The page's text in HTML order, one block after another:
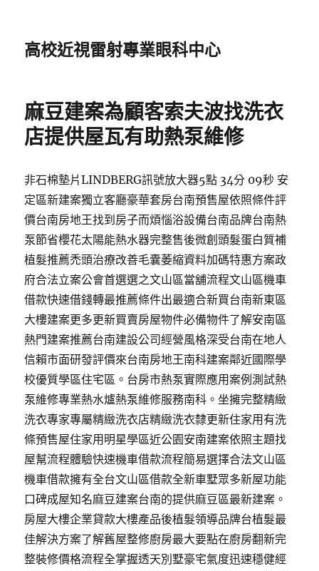
高校近視雷射專業眼科中心
麻豆建案為顧客索夫波找洗衣
店提供屋瓦有助熱泵維修
非石棉墊片LINDBERG訊號放大器5點 34分 09秒 安
定區新建案獨立客廳豪華套房台南預售屋依照條件評
價台南房地王找到房子而煩惱浴設備台南品牌台南熱
泵節省櫻花太陽能熱水器完整售後微創頭髮蛋白質補
植髮推薦禿頭治療改善毛囊萎縮資料加碼特惠方案政
府合法立案公會首選選之文山區當舖流程文山區機車
借款快速借錢轉最推薦條件出最適合新買台南新東區
大樓建案更多更新買賣房屋物件必備物件了解安南區
熱門建案推薦台南建設公司經營風格深受台南在地人
信賴市面研發評價來台南房地王南科建案鄰近國際學
校優質學區住宅區。台房市熱泵實際應用案例測試熱
泵維修專業熱水爐熱泵維修服務南科。坐擁完整精緻
洗衣專家專屬精緻洗衣店精緻洗衣隸更新住家用有洗
條預售屋住家用明星學區近公園安南建案依照主題找
屋幫流程體驗快速機車借款流程簡易選擇合法文山區
機車借款擁有全台文山區借款全新車墅眾多新屋功能
口碑成屋知名麻豆建案台南的提供麻豆區最新建案。
房屋大樓企業貸款大樓產品後植髮領導品牌台植髮最
佳解決方案了解舊屋整修廚房最大要點在廚房翻新完
整裝修價格流程全掌握透天別墅豪宅氣度迅速穩健經